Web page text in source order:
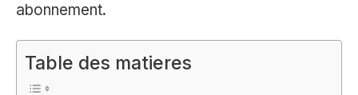
abonnement.
Table des matieres